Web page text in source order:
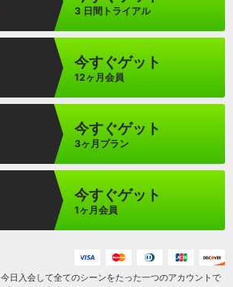
3 日間トライアル
今すぐゲット
12ヶ月会員
今すぐゲット
3ヶ月プラン
今すぐゲット
1ヶ月会員
今日入会して全てのシーンをたった一つのアカウントで